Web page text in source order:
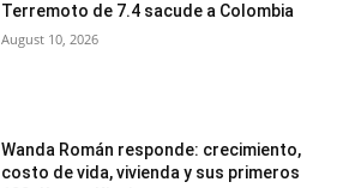
Terremoto de 7.4 sacude a Colombia
August 10, 2026
Wanda Román responde: crecimiento,
costo de vida, vivienda y sus primeros